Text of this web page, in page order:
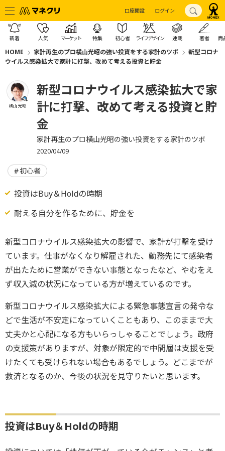
口座開設 ログイン
新着 人気 マーケット 特集 初心者 ライフデザイン 連載 著者 商
HOME 家計再生のプロ横山光昭の強い投資をする家計のツボ
新型コロナ
ウイルス感染拡大で家計に打撃、改めて考える投資と貯金
横山 光昭
新型コロナウイルス感染拡大で家
計に打撃、改めて考える投資と貯
金
家計再生のプロ横山光昭の強い投資をする家計のツボ
2020/04/09
初心者
投資はBuy＆Holdの時期
耐える自分を作るために、貯金を
新型コロナウイルス感染拡大の影響で、家計が打撃を受け
ています。仕事がなくなり解雇された、勤務先にて感染者
が出たために営業ができない事態となったなど、やむをえ
ず収入減の状況になっている方が増えているのです。
新型コロナウイルス感染拡大による緊急事態宣言の発令な
どで生活が不安定になっていくこともあり、このままで大
丈夫かと心配になる方もいらっしゃることでしょう。政府
の支援策がありますが、対象が限定的で中間層は支援を受
けたくても受けられない場合もあるでしょう。どこまでが
救済となるのか、今後の状況を見守りたいと思います。
投資はBuy＆Holdの時期